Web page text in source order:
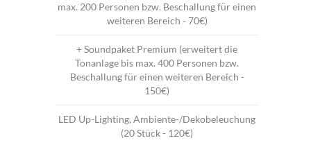
max. 200 Personen bzw. Beschallung für einen
weiteren Bereich - 70€)
+ Soundpaket Premium (erweitert die
Tonanlage bis max. 400 Personen bzw.
Beschallung für einen weiteren Bereich -
150€)
LED Up-Lighting, Ambiente-/Dekobeleuchung
(20 Stück - 120€)